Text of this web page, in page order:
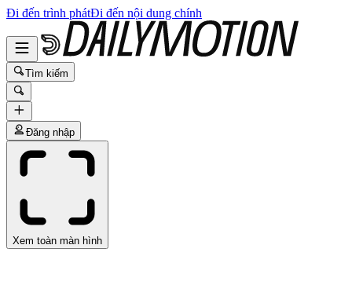
Đi đến trình phátĐi đến nội dung chính
Tìm kiếm
Đăng nhập
Xem toàn màn hình